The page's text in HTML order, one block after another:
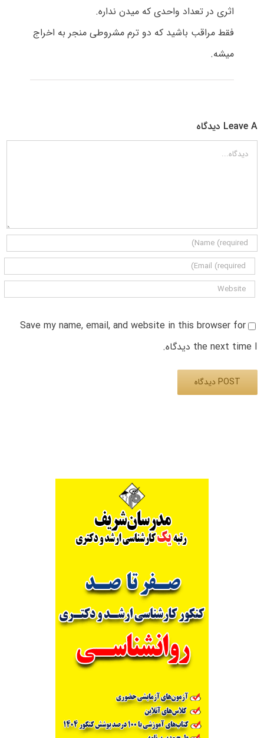
اثری در تعداد واحدی که میدن نداره.
فقط مراقب باشید که دو ترم مشروطی منجر به اخراج
میشه.
Leave A دیدگاه
دیدگاه
Save my name, email, and website in this browser for
the next time I دیدگاه.